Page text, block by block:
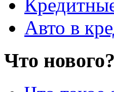
Авто в
Что нового?